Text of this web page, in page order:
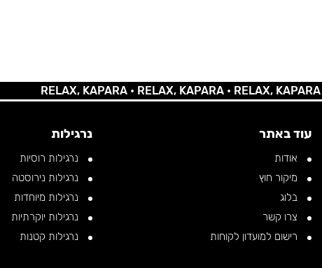
RELAX, KAPARA •RELAX, KAPARA •RELAX, KAPARA •
עוד באתר
אודות
מיקור חוץ
בלוג
צרו קשר
רישום למועדון לקוחות
נרגילות
נרגילות רוסיות
נרגילות נירוסטה
נרגילות מיוחדות
נרגילות יוקרתיות
נרגילות קטנות